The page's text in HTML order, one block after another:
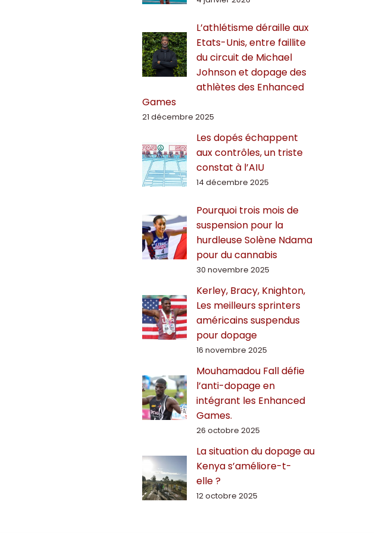
L’athlétisme déraille aux
Etats-Unis, entre faillite
du circuit de Michael
Johnson et dopage des
athlètes des Enhanced
Games
21 décembre 2025
Les dopés échappent
aux contrôles, un triste
constat à l’AIU
14 décembre 2025
Pourquoi trois mois de
suspension pour la
hurdleuse Solène Ndama
pour du cannabis
30 novembre 2025
Kerley, Bracy, Knighton,
Les meilleurs sprinters
américains suspendus
pour dopage
16 novembre 2025
Mouhamadou Fall défie
l’anti-dopage en
intégrant les Enhanced
Games.
26 octobre 2025
La situation du dopage au
Kenya s’améliore-t-
elle ?
12 octobre 2025